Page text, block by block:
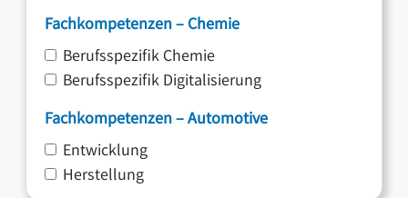
Fachkompetenzen – Chemie
Berufsspezifik Chemie
Berufsspezifik Digitalisierung
Fachkompetenzen – Automotive
Entwicklung
Herstellung